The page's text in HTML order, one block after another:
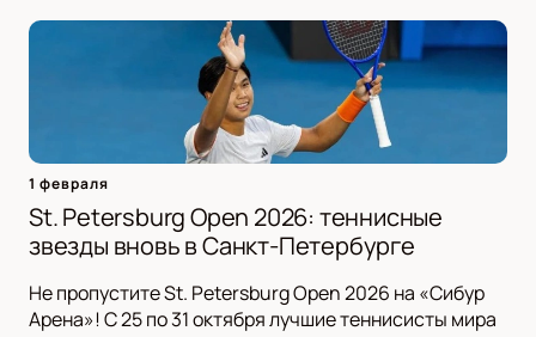
1 февраля
St. Petersburg Open 2026: теннисные
звезды вновь в Санкт-Петербурге
Не пропустите St. Petersburg Open 2026 на «Сибур
Арена»! С 25 по 31 октября лучшие теннисисты мира